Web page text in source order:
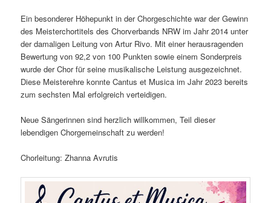
Ein besonderer Höhepunkt in der Chorgeschichte war der Gewinn
des Meisterchortitels des Chorverbands NRW im Jahr 2014 unter
der damaligen Leitung von Artur Rivo. Mit einer herausragenden
Bewertung von 92,2 von 100 Punkten sowie einem Sonderpreis
wurde der Chor für seine musikalische Leistung ausgezeichnet.
Diese Meisterehre konnte Cantus et Musica im Jahr 2023 bereits
zum sechsten Mal erfolgreich verteidigen.
Neue Sängerinnen sind herzlich willkommen, Teil dieser
lebendigen Chorgemeinschaft zu werden!
Chorleitung: Zhanna Avrutis